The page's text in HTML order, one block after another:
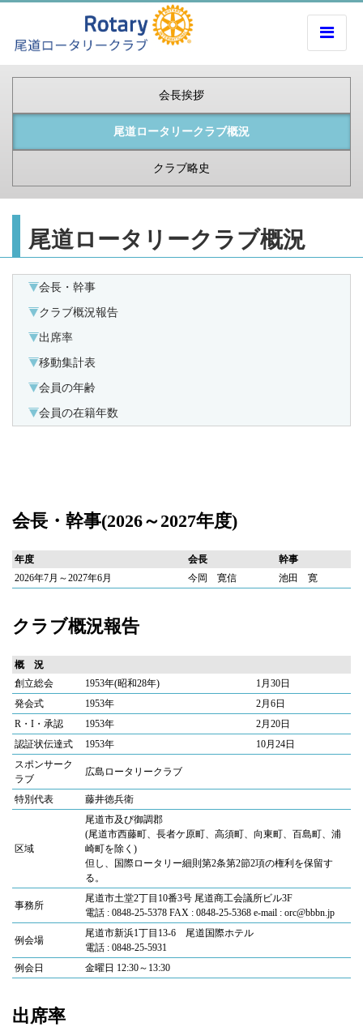
会長挨拶
尾道ロータリークラブ概況
クラブ略史
尾道ロータリークラブ概況
会長・幹事
クラブ概況報告
出席率
移動集計表
会員の年齢
会員の在籍年数
会長・幹事(2026～2027年度)
年度 会長
幹事
2026年7月～2027年6月
今岡 寛信 池田 寛
クラブ概況報告
概 況
創立総会
1953年(昭和28年)
1月30日
発会式
1953年
2月6日
R・I・承認
1953年
2月20日
認証状伝達式
1953年
10月24日
スポンサーク
ラブ
広島ロータリークラブ
特別代表 藤井徳兵衛
区域
尾道市及び御調郡
(尾道市西藤町、長者ケ原町、高須町、向東町、百島町、浦
崎町を除く)
但し、国際ロータリー細則第2条第2節2項の権利を保留す
る。
事務所
尾道市土堂2丁目10番3号 尾道商工会議所ビル3F
電話 : 0848-25-5378 FAX : 0848-25-5368 e-mail : orc@bbbn.jp
例会場
尾道市新浜1丁目13-6 尾道国際ホテル
電話 : 0848-25-5931
例会日
金曜日 12:30～13:30
出席率